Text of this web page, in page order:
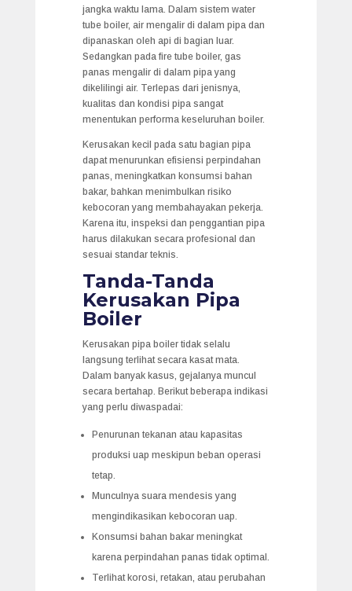
jangka waktu lama. Dalam sistem water
tube boiler, air mengalir di dalam pipa dan
dipanaskan oleh api di bagian luar.
Sedangkan pada fire tube boiler, gas
panas mengalir di dalam pipa yang
dikelilingi air. Terlepas dari jenisnya,
kualitas dan kondisi pipa sangat
menentukan performa keseluruhan boiler.
Kerusakan kecil pada satu bagian pipa
dapat menurunkan efisiensi perpindahan
panas, meningkatkan konsumsi bahan
bakar, bahkan menimbulkan risiko
kebocoran yang membahayakan pekerja.
Karena itu, inspeksi dan penggantian pipa
harus dilakukan secara profesional dan
sesuai standar teknis.
Tanda-Tanda
Kerusakan Pipa
Boiler
Kerusakan pipa boiler tidak selalu
langsung terlihat secara kasat mata.
Dalam banyak kasus, gejalanya muncul
secara bertahap. Berikut beberapa indikasi
yang perlu diwaspadai:
Penurunan tekanan atau kapasitas
produksi uap meskipun beban operasi
tetap.
Munculnya suara mendesis yang
mengindikasikan kebocoran uap.
Konsumsi bahan bakar meningkat
karena perpindahan panas tidak optimal.
Terlihat korosi, retakan, atau perubahan